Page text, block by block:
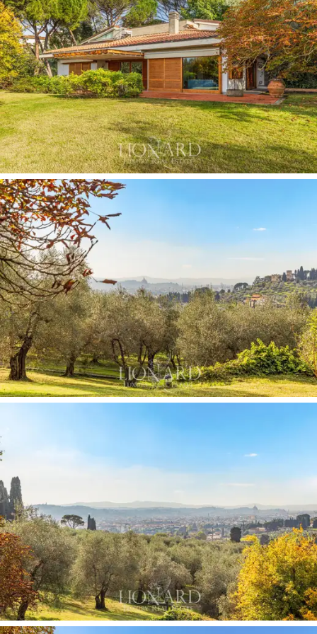
terrazzacon splendida vista su Firenze. Progettate
con estrema attenzione ai dettagli, le stanze
dispongono di spaziose cabinearmadioe sono
impreziosite da finiture diqualità.
La villa è circondata da un lussureggiantegiardinodi
1,5 ettari, un veroparadiso naturale privato. Qui, tra
sentieri ombreggiati e spazi curati con gusto, trovano
posto unapiscinache invita a rinfrescarsi durante le
calde giornate estive, ed uncampo da tennis,
perfetto per gli amanti dello sport. Il
l’olivetoarricchiscono ulteriormente il paesaggio,
garantendo la possibilità di disporre di prodotti freschi
e genuini direttamente all'interno della proprietà.
La proprietà dispone anche di unadependance: una
soluzione ottimale per gli ospiti o per il personale di
servizio. Composta da soggiorno, cucina, camera da
letto e bagno, assicura tutti i comfort necessari
garantendo riservatezza e funzionalità. Un ampio
garagedi 78 mq si rivela ottimo per veicoli e attrezzi,
completando così questa proprietà esclusiva.
cui vivere, ma un rifugio esclusivo dove si schiude
l’anima di Firenze. Ogni dettaglio, dalle splendide
vetrate panoramiche al vasto parco privato fino agli
spazi dedicati al relax e al divertimento, è pensato per
regalareun’esperienza abitativa unica, in cui
raffinatezza e comfort si fondono e ogni momento si
trasforma in un ricordo indimenticabile.